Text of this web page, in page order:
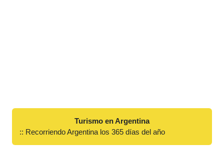
Turismo en Argentina
:: Recorriendo Argentina los 365 días del año